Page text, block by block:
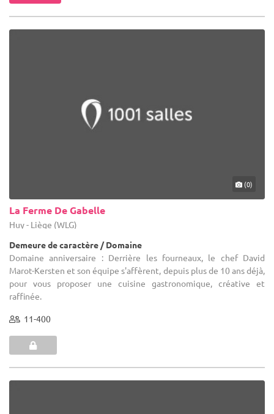
(0)
La Ferme De Gabelle
Huy - Liège (WLG)
Demeure de caractère / Domaine
Domaine anniversaire : Derrière les fourneaux, le chef David
Marot-Kersten et son équipe s'affèrent, depuis plus de 10 ans déjà,
pour vous proposer une cuisine gastronomique, créative et
raffinée.
11-400